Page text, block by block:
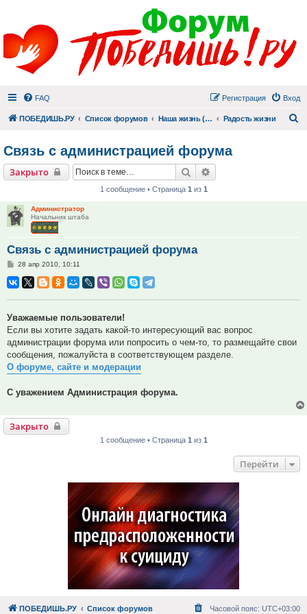
FAQ Вход
Регистрация
ПОБЕДИШЬ.РУ Список форумов Наша жизнь (не всё же о суициде!) Радость жизни
Связь с администрацией форума
Закрыто Поиск
1 сообщение • Страница 1 из 1
Администратор
Начальник штаба
Связь с администрацией форума
Сообщение
28 апр 2010, 10:11
Уважаемые пользователи!
Если вы хотите задать какой-то интересующий вас вопрос
администрации форума или попросить о чем-то, то размещайте свои
сообщения, пожалуйста в соответствующем разделе.
О форуме, сайте и модерации
С уважением Администрация форума.
Закрыто
1 сообщение • Страница 1из 1
Перейти
ПОБЕДИШЬ.РУ Список форумов Часовой пояс: UTC+03:00